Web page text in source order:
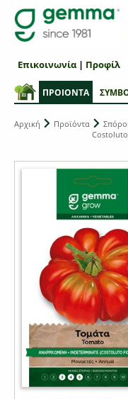
ΠΡΟΙΟΝΤΑ
Επικοινωνία| Προφίλ
Αρχική Προϊόντα Σπόροι